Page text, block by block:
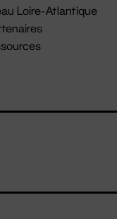
Loire-Atlantique